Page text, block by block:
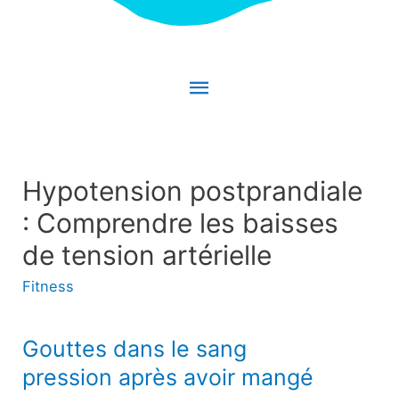
Menu
Hypotension postprandiale
: Comprendre les baisses
de tension artérielle
Fitness
Gouttes dans le sang
pression après avoir mangé